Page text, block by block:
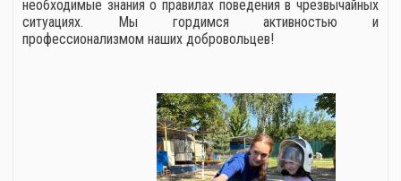
необходимые знания о правилах поведения в чрезвычайных
ситуациях. Мы гордимся активностью и
профессионализмом наших добровольцев!